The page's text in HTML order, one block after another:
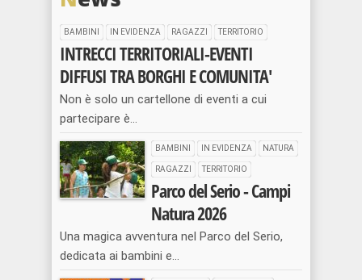
BAMBINI IN EVIDENZA RAGAZZI TERRITORIO
INTRECCI TERRITORIALI-EVENTI
DIFFUSI TRA BORGHI E COMUNITA'
Non è solo un cartellone di eventi a cui
partecipare è...
BAMBINI IN EVIDENZA NATURA
RAGAZZI TERRITORIO
Parco del Serio - Campi
Natura 2026
Una magica avventura nel Parco del Serio,
dedicata ai bambini e...